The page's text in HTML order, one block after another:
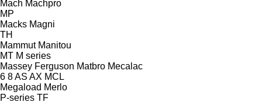
Mach Machpro
MP
Macks Magni
TH
Mammut Manitou
MT M series
Massey Ferguson Matbro Mecalac
6 8AS AX MCL
Megaload Merlo
P-series TF